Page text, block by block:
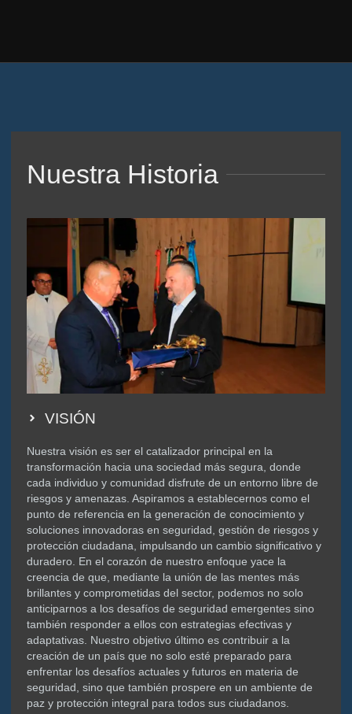
Nuestra Historia
VISIÓN
Nuestra visión es ser el catalizador principal en la
transformación hacia una sociedad más segura, donde
cada individuo y comunidad disfrute de un entorno libre de
riesgos y amenazas. Aspiramos a establecernos como el
punto de referencia en la generación de conocimiento y
soluciones innovadoras en seguridad, gestión de riesgos y
protección ciudadana, impulsando un cambio significativo y
duradero. En el corazón de nuestro enfoque yace la
creencia de que, mediante la unión de las mentes más
brillantes y comprometidas del sector, podemos no solo
anticiparnos a los desafíos de seguridad emergentes sino
también responder a ellos con estrategias efectivas y
adaptativas. Nuestro objetivo último es contribuir a la
creación de un país que no solo esté preparado para
enfrentar los desafíos actuales y futuros en materia de
seguridad, sino que también prospere en un ambiente de
paz y protección integral para todos sus ciudadanos.